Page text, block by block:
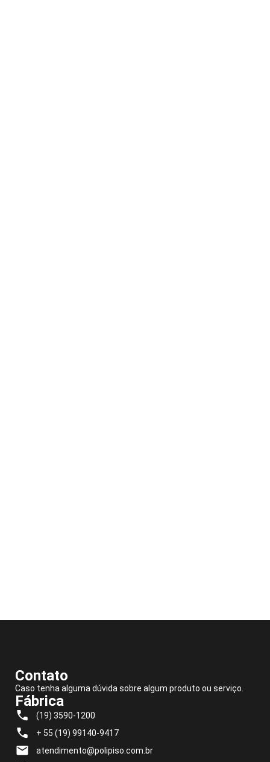
Contato
Caso tenha alguma dúvida sobre algum produto ou serviço.
Fábrica
(19) 3590-1200
+ 55 (19) 99140-9417
atendimento@polipiso.com.br